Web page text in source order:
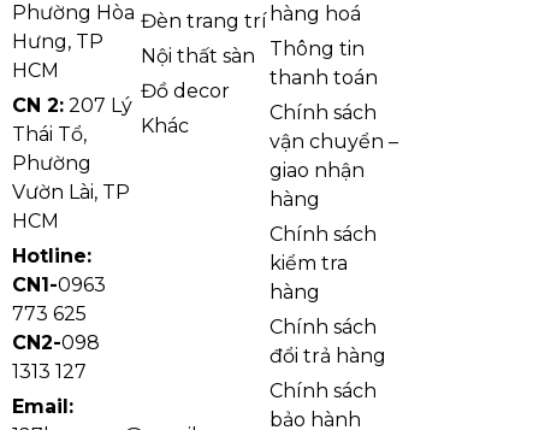
Phường Hòa
Hưng, TP
HCM
CN 2: 207 Lý
Thái Tổ,
Phường
Vườn Lài, TP
HCM
Hotline:
CN1-0963
773 625
CN2-098
1313 127
Email:
Đèn trang trí
Nội thất sàn
Đồ decor
Khác
hàng hoá
Thông tin
thanh toán
Chính sách
vận chuyển –
giao nhận
hàng
Chính sách
kiểm tra
hàng
Chính sách
đổi trả hàng
Chính sách
bảo hành